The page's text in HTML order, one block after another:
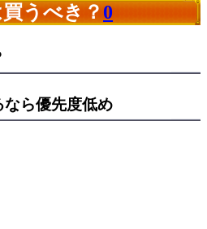
うべき？0
ら優先度低め